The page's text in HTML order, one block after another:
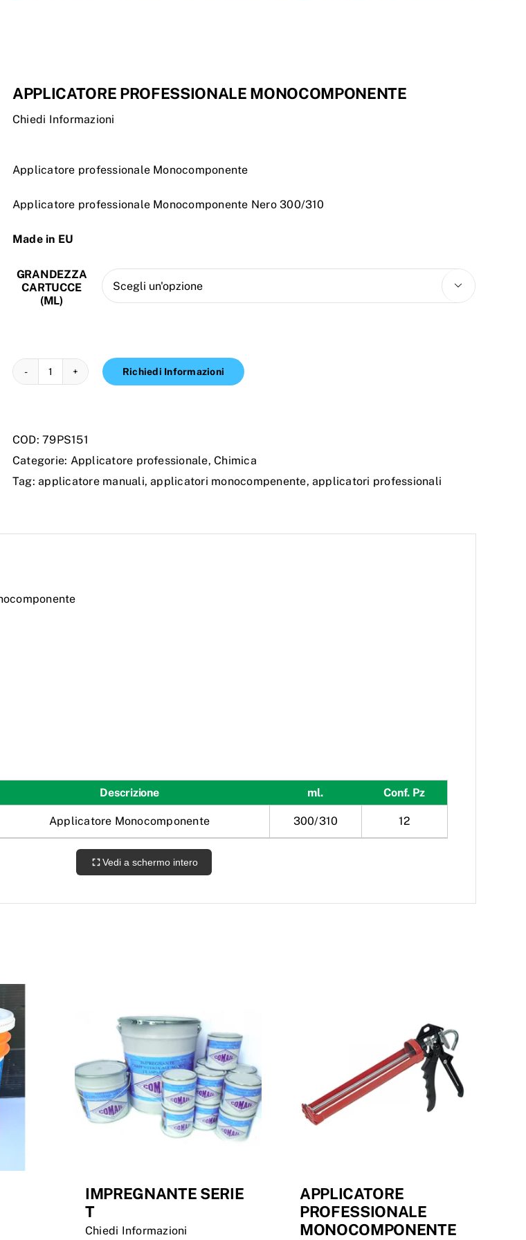
APPLICATORE PROFESSIONALE MONOCOMPONENTE
Chiedi Informazioni
Applicatore professionale Monocomponente
Applicatore professionale Monocomponente Nero 300/310
Made in EU
GRANDEZZA
CARTUCCE
(ML)

APPLICATORE
quantità
Richiedi Informazioni
COD:79PS151
Categorie: Applicatore professionale,Chimica
Tag:applicatore manuali,applicatori monocompenente, applicatori professionali
Descrizione ml. Conf. Pz
Applicatore Monocomponente 300/310 12
Vedi a schermo intero
IMPREGNANTE SERIE
T
Chiedi Informazioni
APPLICATORE
PROFESSIONALE
MONOCOMPONENTE